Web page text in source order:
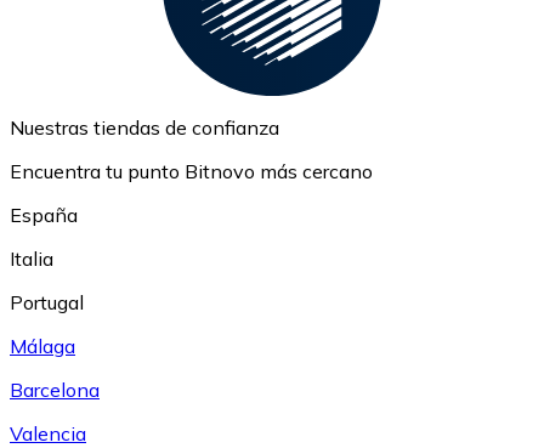
Nuestras tiendas de confianza
Encuentra tu punto Bitnovo más cercano
España
Italia
Portugal
Málaga
Barcelona
Valencia